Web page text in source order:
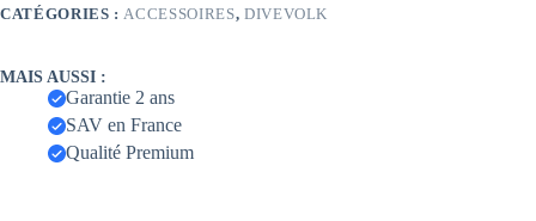
CATÉGORIES :ACCESSOIRES, DIVEVOLK
MAIS AUSSI :
Garantie 2 ans
SAV en France
Qualité Premium